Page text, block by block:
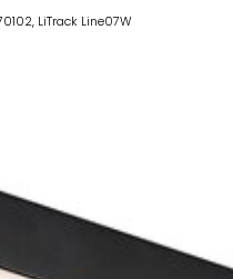
LiTrack Line07W